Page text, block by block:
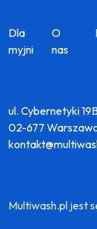
Dla
myjni
O
nas
ul. Cybernetyki
02-677
Multiwash.pl jest